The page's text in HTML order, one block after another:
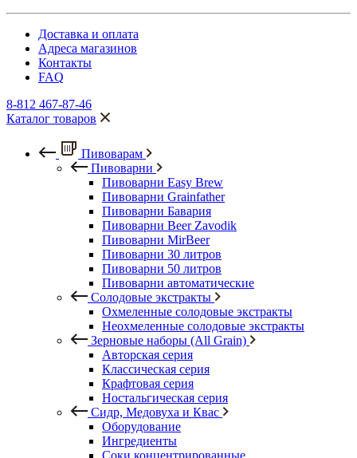
Доставка и оплата
Адреса магазинов
Контакты
FAQ
8-812 467-87-46
Каталог товаров
Пивоварам
Пивоварни
Пивоварни Easy Brew
Пивоварни Grainfather
Пивоварни Бавария
Пивоварни Beer Zavodik
Пивоварни MirBeer
Пивоварни 30 литров
Пивоварни 50 литров
Пивоварни автоматические
Солодовые экстракты
Охмеленные солодовые экстракты
Неохмеленные солодовые экстракты
Зерновые наборы (All Grain)
Авторская серия
Классическая серия
Крафтовая серия
Ностальгическая серия
Сидр, Медовуха и Квас
Оборудование
Ингредиенты
Соки концентрированные